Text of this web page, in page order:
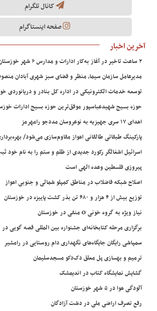
کانال تلگرام
صفحه اینستاگرام
آخرین اخبار
۲ ساعت تاخیر در آغاز به‌کار ادارات و مدارس ۶ شهر خوزستان
مدیرعامل سازمان سیما، منظر و فضای سبز شهری آبادان
توسعه خدمات الکترونیکی در اداره کل بنادر و دریانوردی
حوزه بسیج شهیدعباسپور موفق‌ترین حوزه بسیج ادارات
اهدای ۱۷ سری جهیزیه به نوعروسان مددجو رامهرمز
پارکینگ طبقاتی طالقانی اهواز مقاوم‌سازی می‌شود/
اسرائیل اشغالگر رکورد جدیدی از ظلم و ستم را به نام خود
پیروزی فلسطین وعده الهی است
اصلاح شبکه فاضلاب در مناطق کمپلو شمالی و جنوبی اهواز
توزیع بیش از ۴ هزار و ۴۸۰ تن بذر کشت پاییزه در خوزستان
نیاز ویژه به گروه خونی O منفی در خوزستان
برگزاری مرحله کتابخانه‌ای جشنواره بین المللی قصه گویی
سمپاشی رایگان جایگاه‌های نگهداری دام روستایی در رامشیر
ترمیم و بهسازی پل معلق دک‌دکو مسجدسلیمان
گشایش نمایشگاه کتاب در اندیمشک
آلودگی هوا در ۵ شهر خوزستان
رفع تصرف اراضی ملی در دشت آزادگان